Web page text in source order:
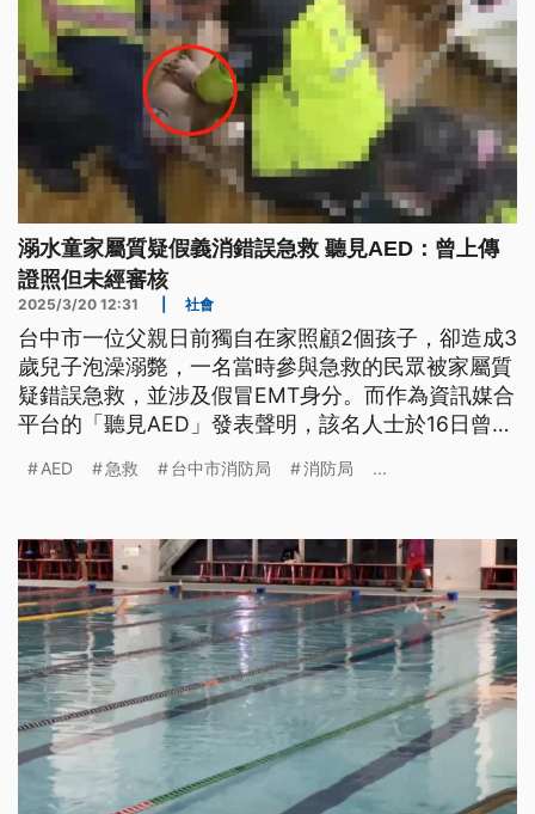
溺水童家屬質疑假義消錯誤急救 聽見AED：曾上傳
證照但未經審核
2025/3/20 12:31 社會
台中市一位父親日前獨自在家照顧2個孩子，卻造成3
歲兒子泡澡溺斃，一名當時參與急救的民眾被家屬質
疑錯誤急救，並涉及假冒EMT身分。而作為資訊媒合
平台的「聽見AED」發表聲明，該名人士於16日曾上
示，如果該民眾無EMT證照，卻穿有EMT字樣的服
AED 急救 台中市消防局 消防局 ...